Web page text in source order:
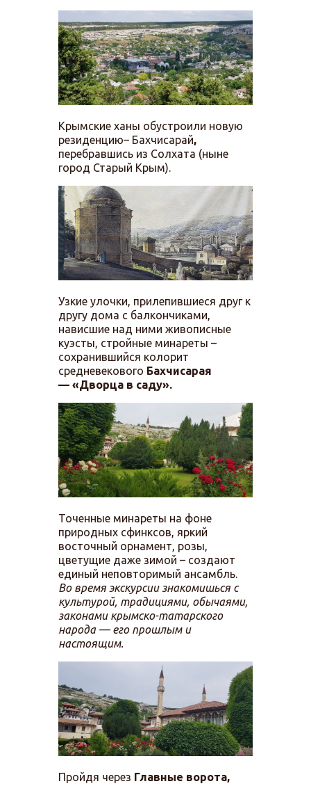
Крымские ханы обустроили новую
резиденцию– Бахчисарай,
перебравшись из Солхата (ныне
город Старый Крым).
Узкие улочки, прилепившиеся друг к
другу дома с балкончиками,
нависшие над ними живописные
куэсты, стройные минареты –
сохранившийся колорит
средневекового Бахчисарая
— «Дворца в саду».
Точенные минареты на фоне
природных сфинксов, яркий
восточный орнамент, розы,
цветущие даже зимой – создают
единый неповторимый ансамбль.
Во время экскурсии знакомишься с
культурой, традициями, обычаями,
законами крымско-татарского
народа — его прошлым и
настоящим.
Пройдя через Главные ворота,